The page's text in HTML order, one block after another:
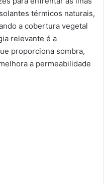
térmicos naturais,
a cobertura vegetal
relevante é a
proporciona sombra,
a permeabilidade